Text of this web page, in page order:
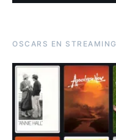
OSCARS EN STREAMING